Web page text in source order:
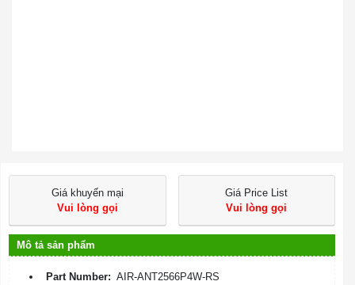
Giá khuyến mại
Vui lòng gọi
Giá Price List
Vui lòng gọi
Mô tả sản phẩm
Part Number: AIR-ANT2566P4W-RS